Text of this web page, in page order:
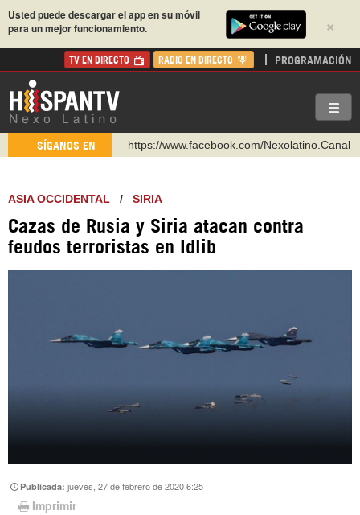
×
Usted puede descargar el app en su móvil
para un mejor funcionamiento.
TV EN DIRECTO RADIO EN DIRECTO PROGRAMACIÓN
SÍGANOS EN
https://www.facebook.com/Nexolatino.Canal
http://twitter.com/nexo_latino
https://t.me/hispantvcanal
https://urmedium.com/c/hispantv
ASIA OCCIDENTAL / SIRIA
Cazas de Rusia y Siria atacan contra
feudos terroristas en Idlib
Publicada:jueves, 27 de febrero de 2020 6:25
Imprimir